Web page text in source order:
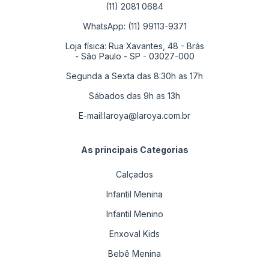
(11) 2081 0684
WhatsApp: (11) 99113-9371
Loja física: Rua Xavantes, 48 - Brás
- São Paulo - SP - 03027-000
Segunda a Sexta das 8:30h as 17h
Sábados das 9h as 13h
E-mail:laroya@laroya.com.br
As principais Categorias
Calçados
Infantil Menina
Infantil Menino
Enxoval Kids
Bebê Menina